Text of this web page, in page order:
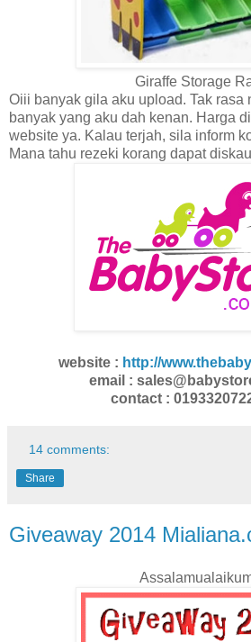
Giraffe Storage
Oiii banyak gila aku upload. Tak rasa
banyak yang aku dah kenan. Harga
website ya. Kalau terjah, sila inform
Mana tahu rezeki korang dapat
website : http://
email :
contact :
14 comments:
Share
Giveaway 2014